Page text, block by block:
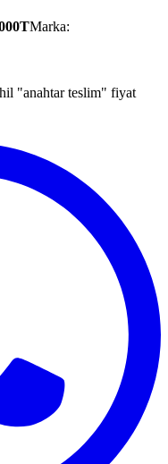
Marka:
"anahtar teslim" fiyat